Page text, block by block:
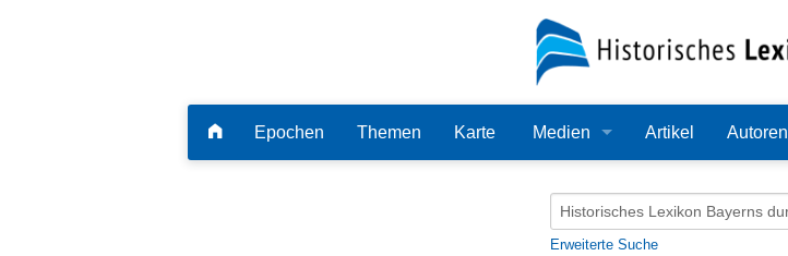
Epochen Themen Karte Medien
Audio
Artikel Autoren
Erweiterte Suche